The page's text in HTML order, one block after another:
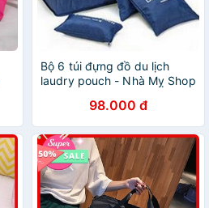
Bộ 6 túi đựng đồ du lịch
laudry pouch - Nhà Mỵ Shop
98.000 đ